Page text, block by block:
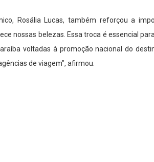
Rosália Lucas, também reforçou a
nossas belezas. Essa troca é essencial
voltadas à promoção nacional do
de viagem”, afirmou.